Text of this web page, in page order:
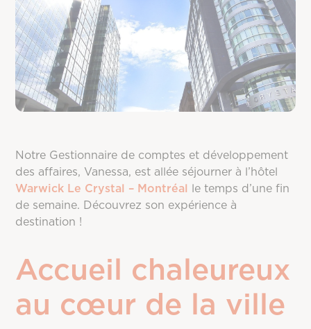
Notre Gestionnaire de comptes et développement
des affaires, Vanessa, est allée séjourner à l’hôtel
Warwick Le Crystal – Montréal le temps d’une fin
de semaine. Découvrez son expérience à
destination !
Accueil chaleureux
au cœur de la ville